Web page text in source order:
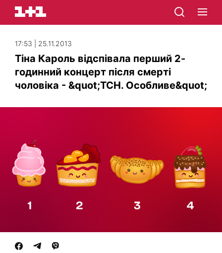
17:53 | 25.11.2013
Тіна Кароль відспівала перший 2-
годинний концерт після смерті
чоловіка - &quot;ТСН. Особливе&quot;